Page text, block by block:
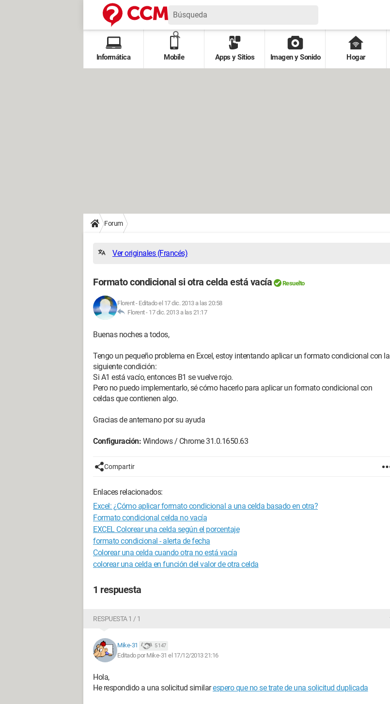
Informática Mobile Apps y Sitios Imagen y Sonido Hogar
Forum
Ver originales (Francés)
Formato condicional si otra celda está vacía Resuelto
Florent- Editado el 17 dic. 2013 a las 20:58
Florent - 17 dic. 2013 a las 21:17
Buenas noches a todos,
Tengo un pequeño problema en Excel, estoy intentando aplicar un formato condicional con la
siguiente condición:
Si A1 está vacío, entonces B1 se vuelve rojo.
Pero no puedo implementarlo, sé cómo hacerlo para aplicar un formato condicional con
celdas que contienen algo.
Gracias de antemano por su ayuda
Configuración: Windows / Chrome 31.0.1650.63
Compartir
Enlaces relacionados:
Excel: ¿Cómo aplicar formato condicional a una celda basado en otra?
Formato condicional celda no vacía
EXCEL Colorear una celda según el porcentaje
formato condicional - alerta de fecha
Colorear una celda cuando otra no está vacía
colorear una celda en función del valor de otra celda
1 respuesta
RESPUESTA 1 / 1
Mike-31 5 147
Editado por Mike-31 el 17/12/2013 21:16
Hola,
He respondido a una solicitud similarespero que no se trate de una solicitud duplicada